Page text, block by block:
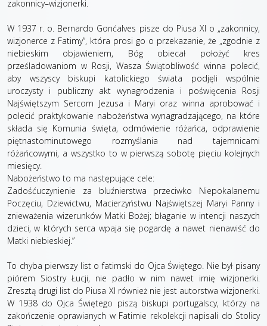
zakonnicy–wizjonerki.
W 1937 r. o. Bernardo Gonćalves pisze do Piusa XI o „zakonnicy,
wizjonerce z Fatimy”, która prosi go o przekazanie, że „zgodnie z
niebieskim objawieniem, Bóg obiecał położyć kres
prześladowaniom w Rosji, Wasza Świątobliwość winna polecić,
aby wszyscy biskupi katolickiego świata podjęli wspólnie
uroczysty i publiczny akt wynagrodzenia i poświęcenia Rosji
Najświętszym Sercom Jezusa i Maryi oraz winna aprobować i
polecić praktykowanie nabożeństwa wynagradzającego, na które
składa się Komunia święta, odmówienie różańca, odprawienie
piętnastominutowego rozmyślania nad tajemnicami
różańcowymi, a wszystko to w pierwszą sobotę pięciu kolejnych
miesięcy.
Nabożeństwo to ma następujące cele:
Zadośćuczynienie za bluźnierstwa przeciwko Niepokalanemu
Poczęciu, Dziewictwu, Macierzyństwu Najświętszej Maryi Panny i
znieważenia wizerunków Matki Bożej; błaganie w intencji naszych
dzieci, w których serca wpaja się pogardę a nawet nienawiść do
Matki niebieskiej.”
To chyba pierwszy list o fatimski do Ojca Świętego. Nie był pisany
piórem Siostry Łucji, nie padło w nim nawet imię wizjonerki.
Zresztą drugi list do Piusa XI również nie jest autorstwa wizjonerki.
W 1938 do Ojca Świętego piszą biskupi portugalscy, którzy na
zakończenie oprawianych w Fatimie rekolekcji napisali do Stolicy